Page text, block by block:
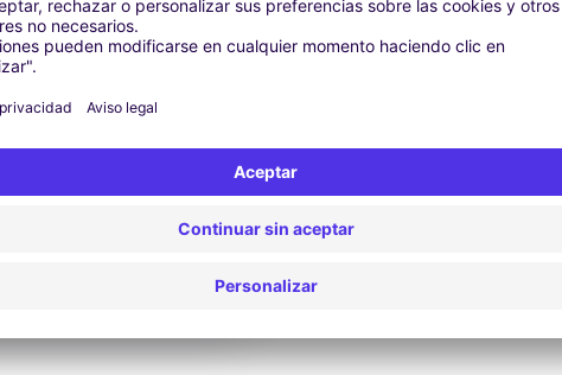
y la burocracia y el